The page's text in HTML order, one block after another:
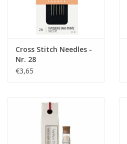
Cross Stitch Needles -
Nr. 28
€3,65